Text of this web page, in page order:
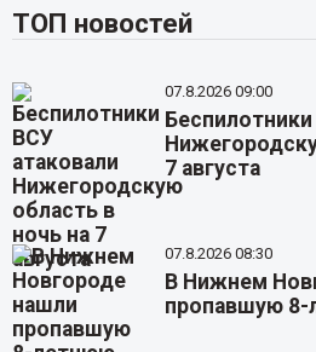
ТОП новостей
07.8.2026 09:00
7 августа
07.8.2026 08:30
В Нижнем
пропавшую